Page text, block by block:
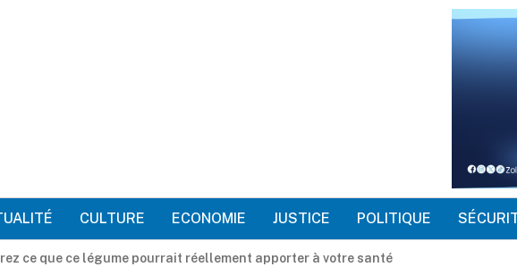
CULTURE ECONOMIE JUSTICE POLITIQUE
» : Maxime Makengo appelle les jeunes à faire du réseautage un véritable levier